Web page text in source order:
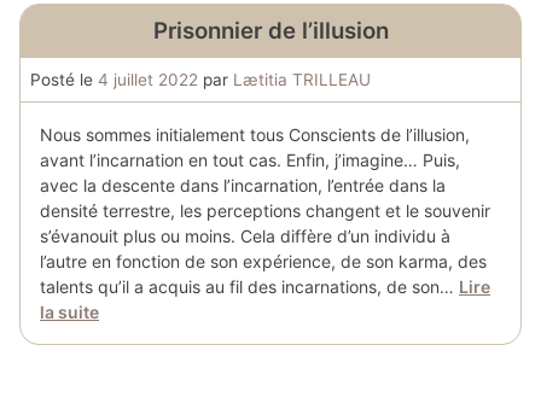
Prisonnier de l’illusion
Posté le 4 juillet 2022 par Lætitia TRILLEAU
Nous sommes initialement tous Conscients de l’illusion,
avant l’incarnation en tout cas. Enfin, j’imagine… Puis,
avec la descente dans l’incarnation, l’entrée dans la
densité terrestre, les perceptions changent et le souvenir
s’évanouit plus ou moins. Cela diffère d’un individu à
l’autre en fonction de son expérience, de son karma, des
talents qu’il a acquis au fil des incarnations, de son… Lire
la suite